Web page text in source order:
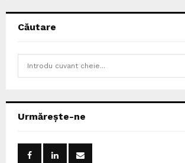
Căutare
h
Urmărește-ne